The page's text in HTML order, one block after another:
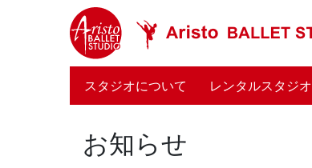
スタジオについて (current)
レンタルスタジオ
お知らせ